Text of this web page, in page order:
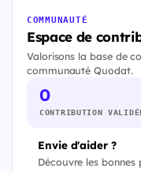
COMMUNAUTÉ
Espace de
Valorisons la base de
communauté Quodat.
0
CONTRIBUTION
Envie d'aider ?
Découvre les